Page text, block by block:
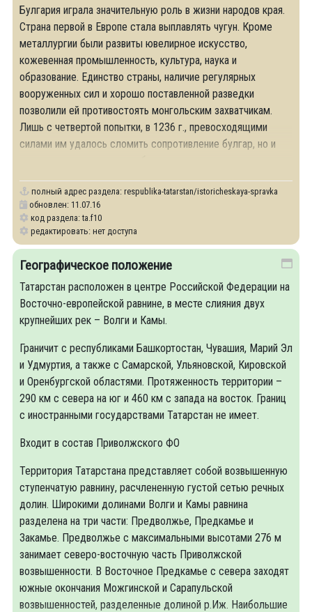
Булгария играла значительную роль в жизни народов края.
Страна первой в Европе стала выплавлять чугун. Кроме
металлургии были развиты ювелирное искусство,
кожевенная промышленность, культура, наука и
образование. Единство страны, наличие регулярных
вооруженных сил и хорошо поставленной разведки
позволили ей противостоять монгольским захватчикам.
Лишь с четвертой попытки, в 1236 г., превосходящими
силами им удалось сломить сопротивление булгар, но и
полный адрес раздела: respublika-tatarstan/istoricheskaya-spravka
обновлен: 11.07.16
код раздела: ta.f10
редактировать: нет доступа
Географическое положение
Татарстан расположен в центре Российской Федерации на
Восточно-европейской равнине, в месте слияния двух
крупнейших рек – Волги и Камы.
Граничит с республиками Башкортостан, Чувашия, Марий Эл
и Удмуртия, а также с Самарской, Ульяновской, Кировской
и Оренбургской областями. Протяженность территории –
290 км с севера на юг и 460 км с запада на восток. Границ
с иностранными государствами Татарстан не имеет.
Входит в состав Приволжского ФО
Территория Татарстана представляет собой возвышенную
ступенчатую равнину, расчлененную густой сетью речных
долин. Широкими долинами Волги и Камы равнина
разделена на три части: Предволжье, Предкамье и
Закамье. Предволжье с максимальными высотами 276 м
занимает северо-восточную часть Приволжской
возвышенности. В Восточное Предкамье с севера заходят
южные окончания Можгинской и Сарапульской
возвышенностей, разделенные долиной р.Иж. Наибольшие